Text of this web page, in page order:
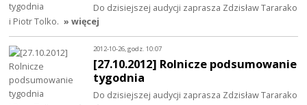
Do dzisiejszej audycji zaprasza Zdzisław Tararako
i Piotr Tolko. » więcej
2012-10-26, godz. 10:07
[27.10.2012] Rolnicze podsumowanie
tygodnia
Do dzisiejszej audycji zaprasza Zdzisław Tararako